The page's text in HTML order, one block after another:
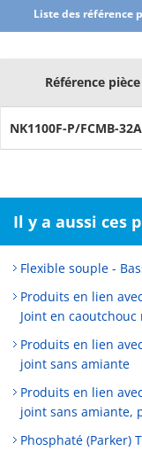
Liste des référence
Référence pièce
NK1100F-P/FCMB-
Il y a aussi ces
Flexible souple -
Produits en lien
Joint en
Produits en lien
joint sans amiante
Produits en lien
joint sans amiante,
Phosphaté (Parker)